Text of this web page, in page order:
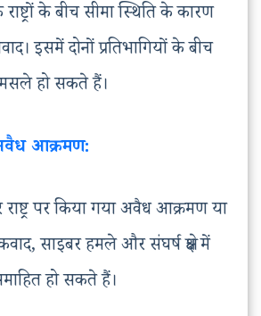
के बीच सीमा स्थिति के कारण
इसमें दोनों प्रतिभागियों के बीच
मसले हो सकते हैं।
अवैध आक्रमण:
राष्ट्र पर किया गया अवैध आक्रमण या
साइबर हमले और संघर्ष क्षेत्र में
हो सकते हैं।